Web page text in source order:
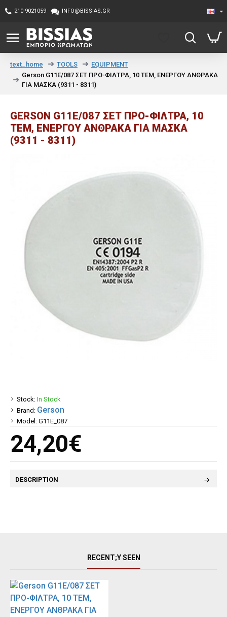
210 9021059 INFO@BISSIAS.GR
text_home TOOLS
EQUIPMENT
Gerson G11E/087 ΣΕΤ ΠΡΟ-ΦΙΛΤΡΑ, 10 ΤΕΜ, ΕΝΕΡΓΟΥ ΑΝΘΡΑΚΑ
ΓΙΑ ΜΑΣΚΑ (9311 - 8311)
GERSON G11E/087 ΣΕΤ ΠΡΟ-ΦΙΛΤΡΑ, 10
ΤΕΜ, ΕΝΕΡΓΟΥ ΑΝΘΡΑΚΑ ΓΙΑ ΜΑΣΚΑ
(9311 - 8311)
24,20€
Stock: In Stock
Brand: Gerson
Model: G11E_087
DESCRIPTION
RECENT;Y SEEN